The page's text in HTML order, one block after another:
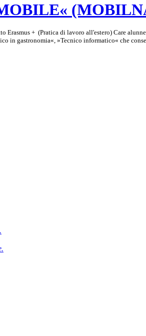
Erasmus + (Pratica di lavoro all'estero) Care
in gastronomia«, »Tecnico informatico« che